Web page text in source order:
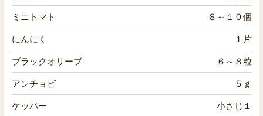
ミニトマト ８～１０個
にんにく １片
ブラックオリーブ ６～８粒
アンチョビ ５ｇ
ケッパー 小さじ１